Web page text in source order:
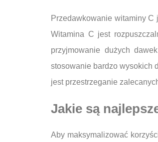
Przedawkowanie witaminy C
Witamina C jest
przyjmowanie dużych
stosowanie bardzo wysokich
jest przestrzeganie
Jakie są
Aby maksymalizować